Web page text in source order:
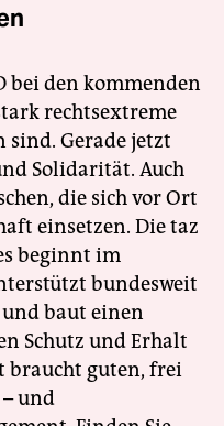
bei den kommenden
rechtsextreme
sind. Gerade jetzt
Solidarität. Auch
die sich vor Ort
einsetzen. Die taz
beginnt im
bundesweit
baut einen
Schutz und Erhalt
braucht guten, frei
und